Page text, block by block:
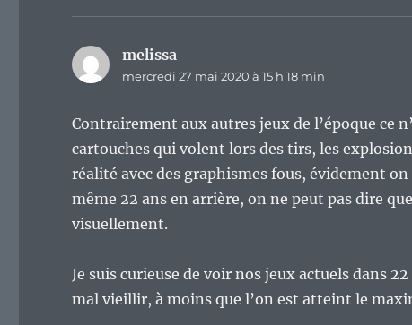
melissa
mercredi 27 mai 2020 à 15 h 18 min
Contrairement aux autres jeux de l’époque ce
cartouches qui volent lors des tirs, les
réalité avec des graphismes fous, évidement
même 22 ans en arrière, on ne peut pas dire
visuellement.
Je suis curieuse de voir nos jeux actuels dans
mal vieillir, à moins que l’on est atteint le